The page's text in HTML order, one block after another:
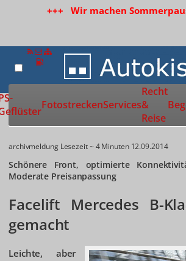
+++ Wir machen
Zur Startseite
FotostreckenServices
Recht
&
Reise
archivmeldung Lesezeit ~ 4 Minuten 12.09.2014
Schönere Front, optimierte
Moderate Preisanpassung
Facelift Mercedes B-
gemacht
Leichte, aber